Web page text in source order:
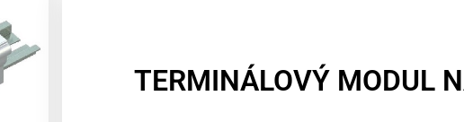
TERMINÁLOVÝ MODUL